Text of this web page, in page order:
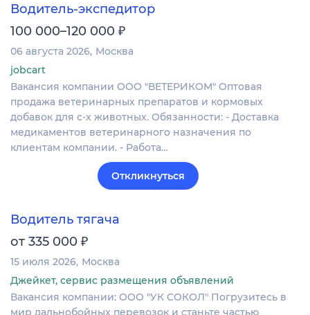
Водитель-экспедитор
100 000–120 000 ₽
06 августа 2026 Москва
jobcart
Вакансия компании ООО "ВЕТЕРИКОМ" Оптовая
продажа ветеринарных препаратов и кормовых
добавок для с-х животных. Обязанности: - Доставка
медикаментов ветеринарного назначения по
клиентам компании. - Работа…
Откликнуться
Водитель тягача
от 335 000 ₽
15 июля 2026 Москва
Джейкет, сервис размещения объявлений
Вакансия компании: ООО "УК СОКОЛ" Погрузитесь в
мир дальнобойных перевозок и станьте частью